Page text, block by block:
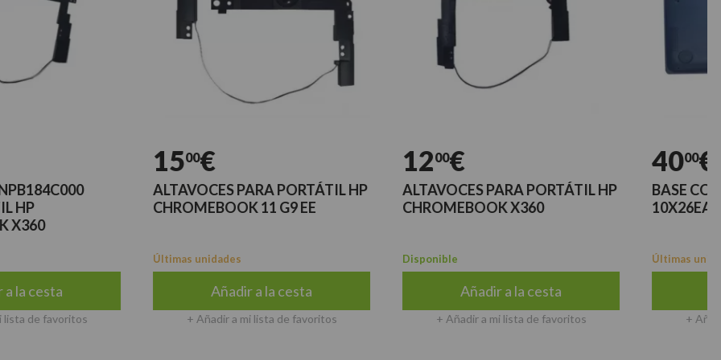
favoritos
00€
ALTAVOCES PARA PORTÁTIL HP
CHROMEBOOK 11 G9 EE
Últimas unidades
Añadir a la cesta
+ Añadir a mi lista de favoritos
00€
ALTAVOCES PARA PORTÁTIL HP
CHROMEBOOK X360
Disponible
Añadir a la cesta
+ Añadir a mi lista de favoritos
00€
BASE COVER
10X26EA CE
Últimas unidades
+ Añadir a